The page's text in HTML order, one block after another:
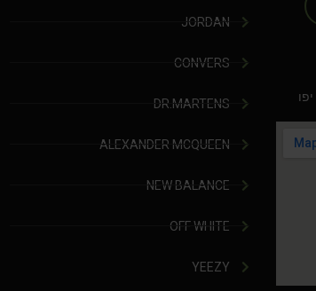
JORDAN
CONVERS
DR.MARTENS
ALEXANDER MCQUEEN
NEW BALANCE
OFF WHITE
YEEZY